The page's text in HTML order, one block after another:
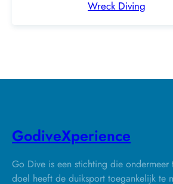
Wreck Diving
GodiveXperience
Go Dive is een stichting die ondermeer
doel heeft de duiksport toegankelijk te